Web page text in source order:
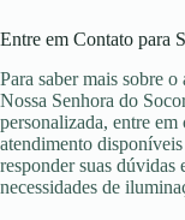
Entre em Contato para
Para saber mais sobre
Nossa Senhora do
personalizada, entre em
atendimento
responder suas dúvidas
necessidades de